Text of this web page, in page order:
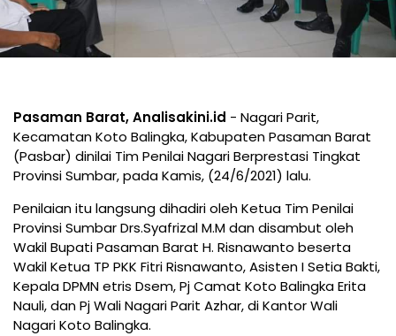
Pasaman Barat, Analisakini.id - Nagari Parit,
Kecamatan Koto Balingka, Kabupaten Pasaman Barat
(Pasbar) dinilai Tim Penilai Nagari Berprestasi Tingkat
Provinsi Sumbar, pada Kamis, (24/6/2021) lalu.
Penilaian itu langsung dihadiri oleh Ketua Tim Penilai
Provinsi Sumbar Drs.Syafrizal M.M dan disambut oleh
Wakil Bupati Pasaman Barat H. Risnawanto beserta
Wakil Ketua TP PKK Fitri Risnawanto, Asisten I Setia Bakti,
Kepala DPMN etris Dsem, Pj Camat Koto Balingka Erita
Nauli, dan Pj Wali Nagari Parit Azhar, di Kantor Wali
Nagari Koto Balingka.